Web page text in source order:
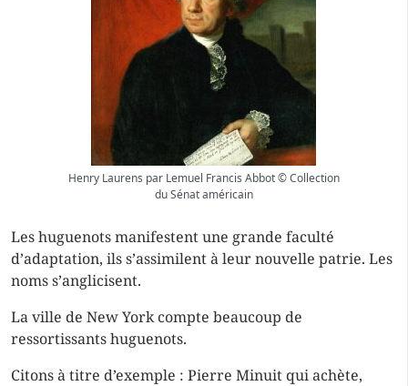
Henry Laurens par Lemuel Francis Abbot © Collection
du Sénat américain
Les huguenots manifestent une grande faculté
d’adaptation, ils s’assimilent à leur nouvelle patrie. Les
noms s’anglicisent.
La ville de New York compte beaucoup de
ressortissants huguenots.
Citons à titre d’exemple : Pierre Minuit qui achète,